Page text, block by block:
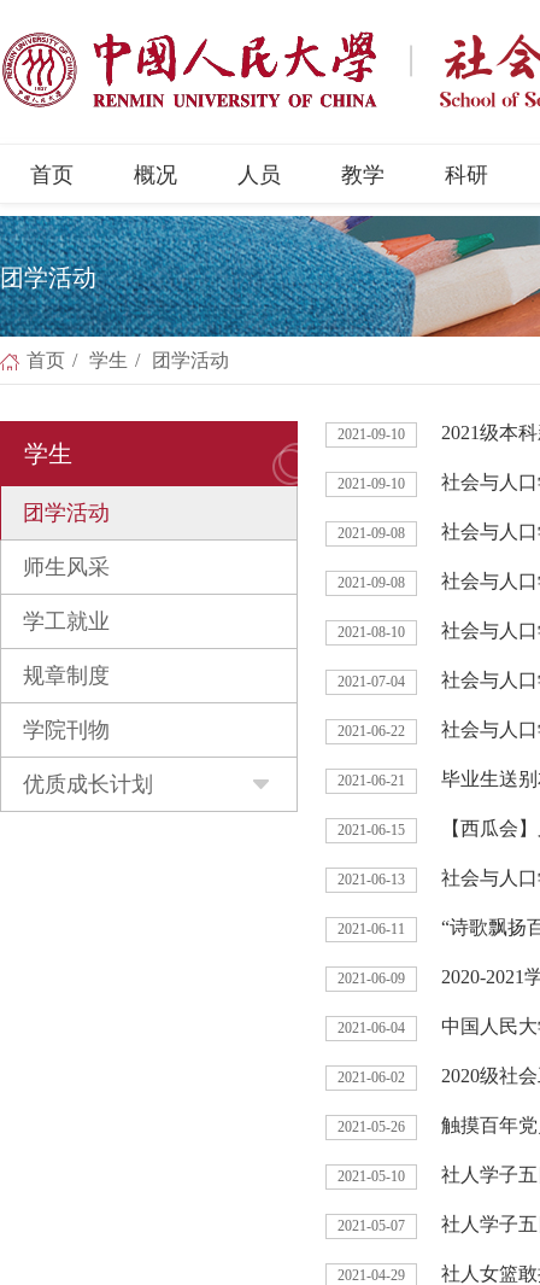
首页 概况 人员 教学 科研
团学活动
首页 / 学生 / 团学活动
学生
团学活动
师生风采
学工就业
规章制度
学院刊物
优质成长计划
2021-09-10 2021级本
2021-09-10 社会与人
2021-09-08 社会与人
2021-09-08 社会与人
2021-08-10 社会与人
2021-07-04 社会与人
2021-06-22 社会与人
2021-06-21 毕业生送
2021-06-15 【西瓜会
2021-06-13 社会与人
2021-06-11 “诗歌飘扬
2021-06-09 2020-2021
2021-06-04 中国人民
2021-06-02 2020级社
2021-05-26 触摸百年
2021-05-10 社人学子
2021-05-07 社人学子
2021-04-29 社人女篮